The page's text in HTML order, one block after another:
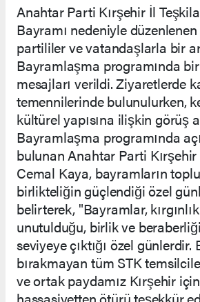
Anahtar Parti Kırşehir İl
Bayramı nedeniyle
partililer ve vatandaşlarla bir
Bayramlaşma programında
mesajları verildi. Ziyaretlerde
temennilerinde bulunulurken,
kültürel yapısına ilişkin görüş
Bayramlaşma programında
bulunan Anahtar Parti Kırşehir
Cemal Kaya, bayramların
birlikteliğin güçlendiği özel
belirterek, "Bayramlar,
unutulduğu, birlik ve
seviyeye çıktığı özel günlerdir.
bırakmayan tüm STK
ve ortak paydamız Kırşehir